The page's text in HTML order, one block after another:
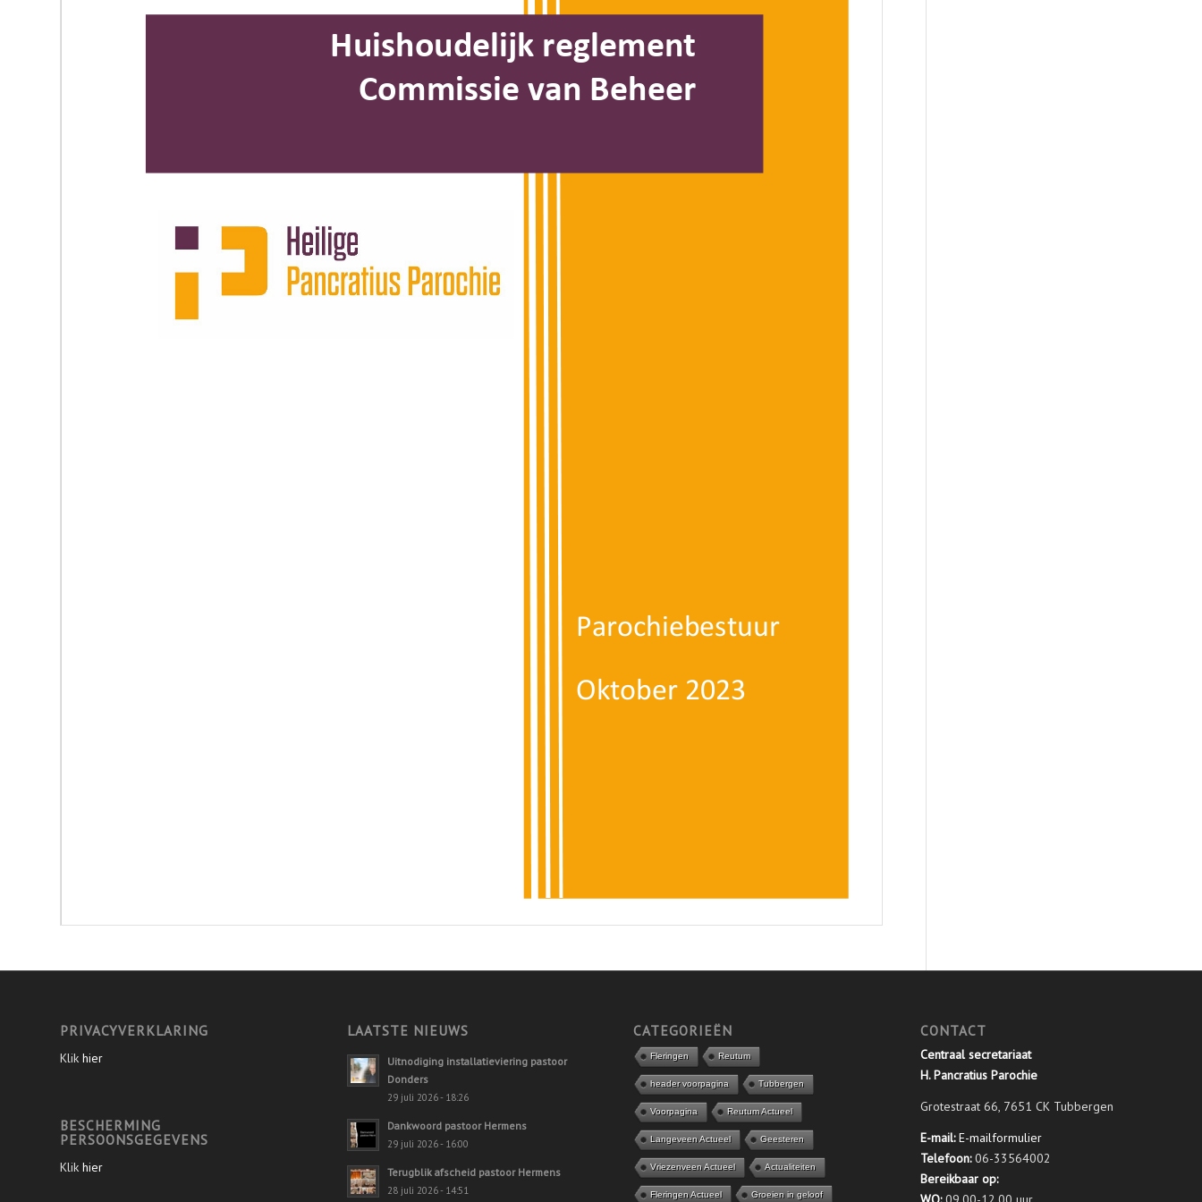
PRIVACYVERKLARING
Klik hier
BESCHERMING
PERSOONSGEGEVENS
Klik hier
LAATSTE NIEUWS
Uitnodiging installatieviering pastoor
Donders
29 juli 2026 - 18:26
Dankwoord pastoor Hermens
29 juli 2026 - 16:00
Terugblik afscheid pastoor Hermens
28 juli 2026 - 14:51
CATEGORIEËN
Fleringen Reutum
header voorpagina Tubbergen
Voorpagina Reutum Actueel
Langeveen Actueel Geesteren
Vriezenveen Actueel Actualiteiten
Fleringen Actueel Groeien in geloof
CONTACT
Centraal secretariaat
H. Pancratius Parochie
Grotestraat 66, 7651 CK Tubbergen
E-mail:E-mailformulier
Telefoon:06-33564002
Bereikbaar op: